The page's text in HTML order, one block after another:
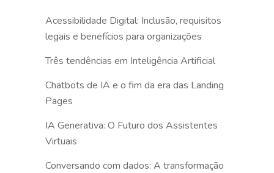
Acessibilidade Digital: Inclusão, requisitos
legais e benefícios para organizações
Três tendências em Inteligência Artificial
Chatbots de IA e o fim da era das Landing
Pages
IA Generativa: O Futuro dos Assistentes
Virtuais
Conversando com dados: A transformação